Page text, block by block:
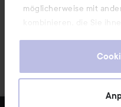
möglicherweise mit
kombinieren, die Sie
gesammelt haben.
Cookies zu.
Einstellungen ändern